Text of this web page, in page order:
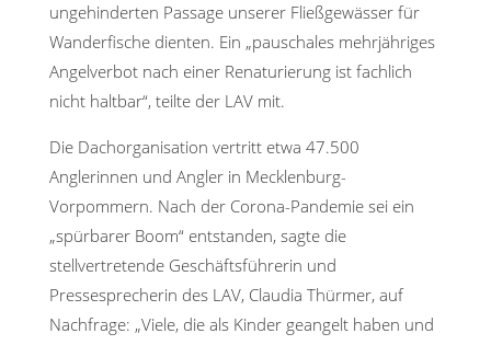
ungehinderten Passage unserer Fließgewässer für
Wanderfische dienten. Ein „pauschales mehrjähriges
Angelverbot nach einer Renaturierung ist fachlich
nicht haltbar“, teilte der LAV mit.
Die Dachorganisation vertritt etwa 47.500
Anglerinnen und Angler in Mecklenburg-
Vorpommern. Nach der Corona-Pandemie sei ein
„spürbarer Boom“ entstanden, sagte die
stellvertretende Geschäftsführerin und
Pressesprecherin des LAV, Claudia Thürmer, auf
Nachfrage: „Viele, die als Kinder geangelt haben und